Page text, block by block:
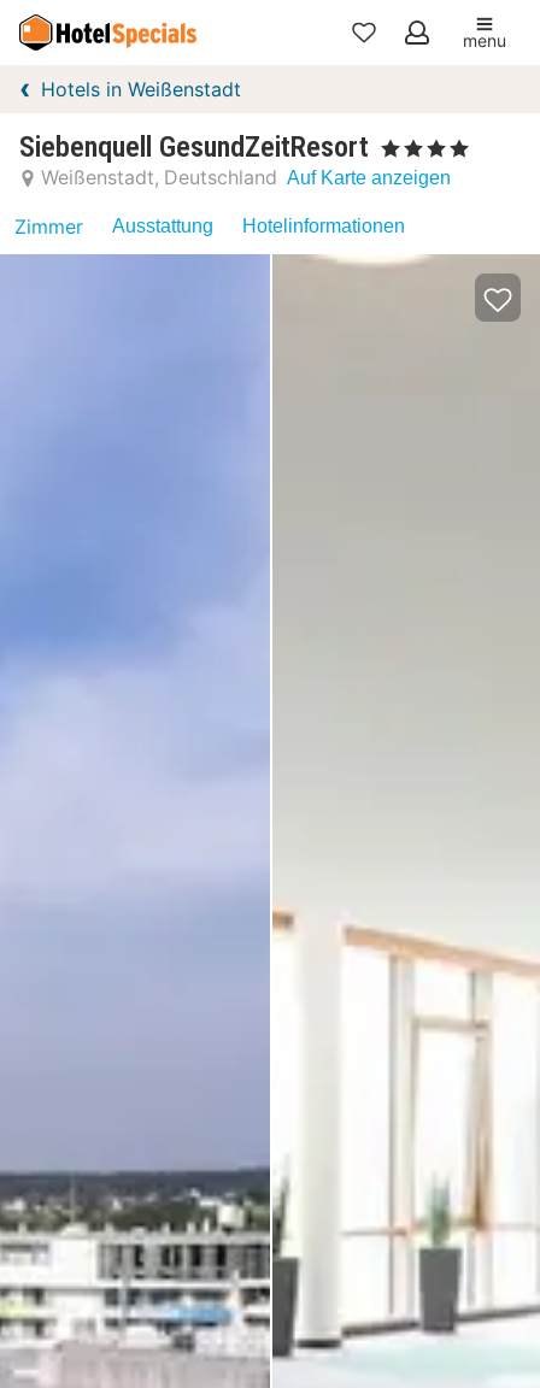
Meine
menu
Hotels in Weißenstadt
Siebenquell GesundZeitResort , 4 Sterne
Weißenstadt Deutschland Auf Karte anzeigen
Zimmer Ausstattung Hotelinformationen